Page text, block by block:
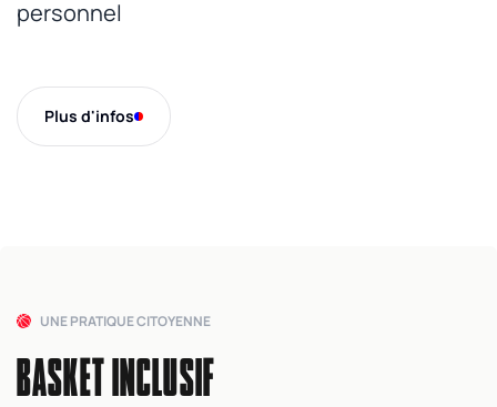
personnel
Plus d'infos
UNE PRATIQUE CITOYENNE
BASKET INCLUSIF